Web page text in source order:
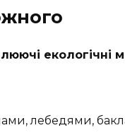
екологічні
лебедями,